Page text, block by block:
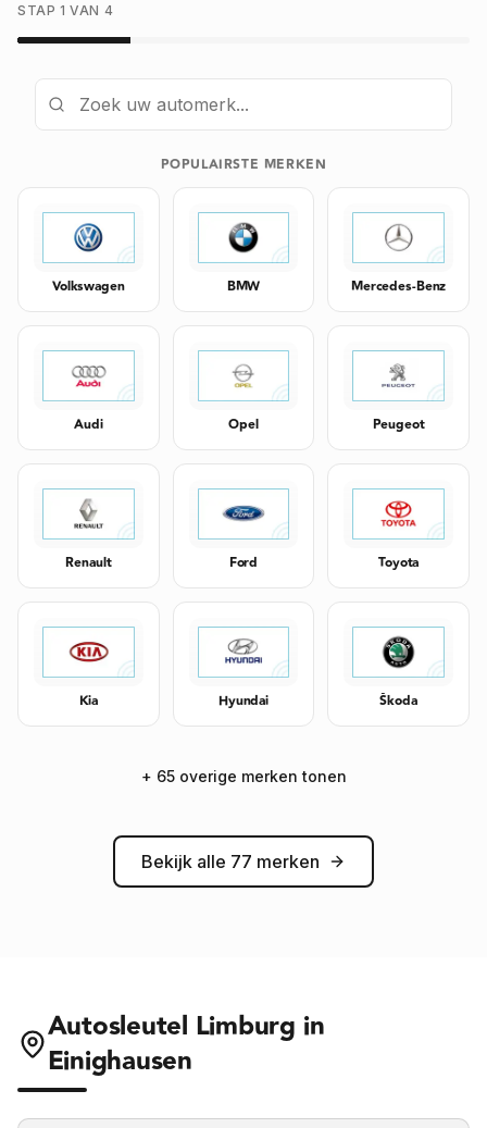
STAP 1 VAN 4
POPULAIRSTE MERKEN
Volkswagen BMW Mercedes-Benz
Audi Opel Peugeot
Renault Ford Toyota
Kia Hyundai Škoda
+ 65overige merken tonen
Bekijk alle 77 merken
Autosleutel Limburg in
Einighausen